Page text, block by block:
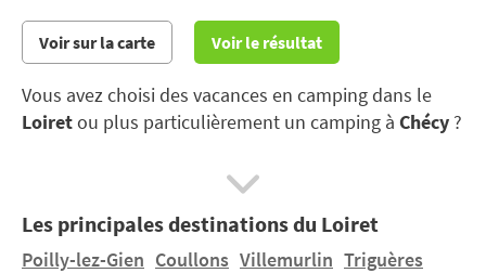
Voir sur la carte Voir le résultat
Vous avez choisi des vacances en camping dans le
Loiretou plus particulièrement un camping à Chécy ?
Partir en vacances dans le Loiret, c’est marier nature
jusqu’au château de Chamerolles, profitez de
nombreux parcs de ce jardin de la France.
Les principales destinations du Loiret
Poilly-lez-Gien Coullons Villemurlin Triguères